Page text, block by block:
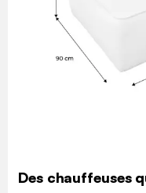
Des chauffeuses